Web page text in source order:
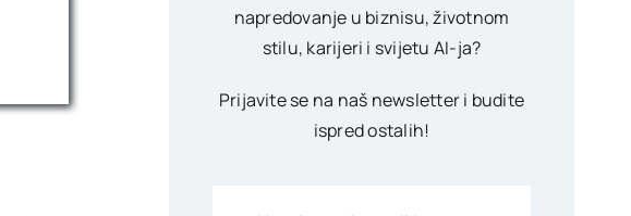
napredovanje u biznisu, životnom
stilu, karijeri i svijetu AI-ja?
Prijavite se na naš newsletter i budite
ispred ostalih!